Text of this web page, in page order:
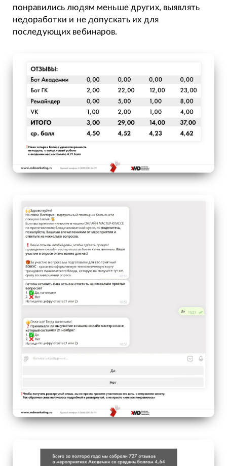
понравились людям меньше других, выявлять
недоработки и не допускать их для
последующих вебинаров.